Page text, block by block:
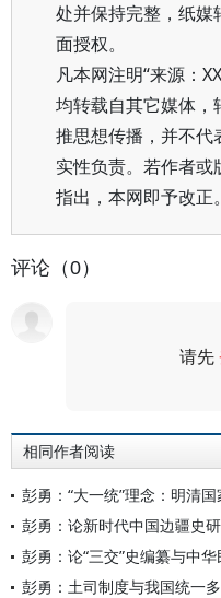
处并保持完整，纸媒
面授权。
凡本网注明“来源：
均转载自其它媒体，
推思想传播，并不代
实性负责。若作者
指出，本网即予改正。
评论（0）
请先
相同作者阅读
彭勇：“大一统”理念：明清
彭勇：论新时代中国边疆史
彭勇：论“三交”史编纂与中
彭勇：土司制度与我国统一